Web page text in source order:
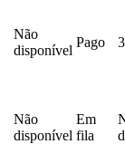
Não
disponível
Pago
Não
disponível
Em
fila